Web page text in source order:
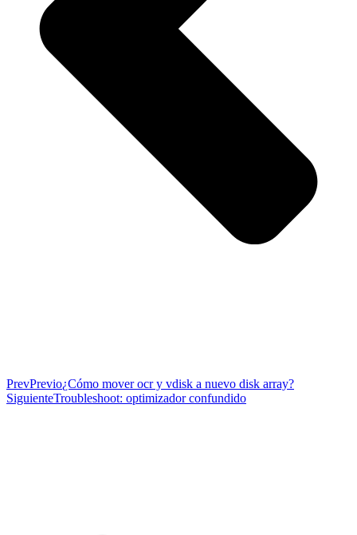
PrevPrevio¿Cómo mover ocr y vdisk a nuevo disk array?
SiguienteTroubleshoot: optimizador confundido